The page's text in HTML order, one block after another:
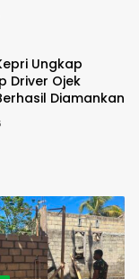
Ungkap
Driver Ojek
Diamankan